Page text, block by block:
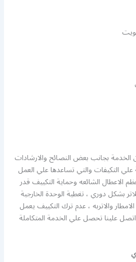
الخدمة بجانب بعض النصائح والارشادات
علي التكيفات والتي تساعدها علي العمل
الاعطال الشائعه وحماية التكييف قدر
بشكل دوري ، تغطية الوحدة الخارجية
والاتربه ، عدم ترك التكييف يعمل
اتصل علينا تحصل علي الخدمة المتكاملة